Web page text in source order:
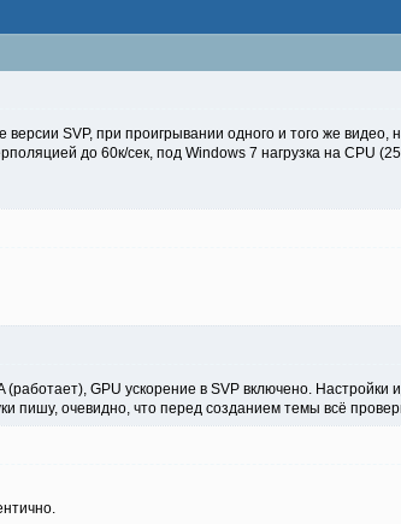
SVP, при проигрывании одного и того же видео,
до 60к/сек, под Windows 7 нагрузка на CPU
GPU ускорение в SVP включено.
пишу, очевидно, что перед созданием темы всё